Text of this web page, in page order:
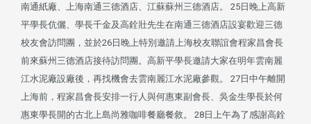
南通紙廠、上海南通三德酒店、江蘇蘇州三德酒店。 25日晚上高新
平學長伉儷、學長千金及高銓壯先生在南通三德酒店設宴歡迎三德
校友會訪問團，並於26日晚上特別邀請上海校友聯誼會程家昌會長
前來蘇州三德酒店接待訪問團。高新平學長邀請大家在明年雲南麗
江水泥廠設廠後，再找機會去雲南麗江水泥廠參觀。 27日中午離開
上海前，程家昌會長安排一行人與何惠東副會長、吳金生學長於何
惠東學長開的古北上島尚雅咖啡餐廳餐敘。 28日上午為了感謝高銓